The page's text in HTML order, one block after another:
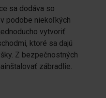
sa dodáva so
podobe niekoľkých
vytvoriť
ktoré sa dajú
Z bezpečnostných
zábradlie.